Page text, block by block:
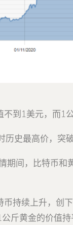
到1美元，而1
史最高价，突
期间，比特币和
持续上升，创
斤黄金的价值